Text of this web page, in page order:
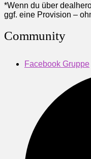
*Wenn du über
ggf. eine Provision –
Community
Facebook Gruppe